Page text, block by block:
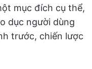
mục đích cụ thể,
dục người dùng
trước, chiến lược